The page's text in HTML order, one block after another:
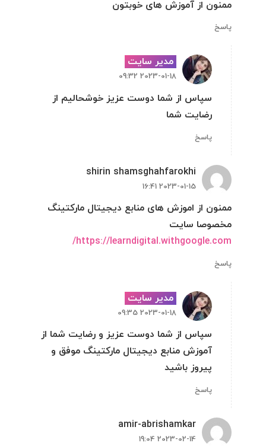
ممنون از آموزش های خوبتون
پاسخ
مدیر سایت
2023-01-18 09:32
سپاس از شما دوست عزیز خوشحالیم از
رضایت شما
پاسخ
shirin shamsghahfarokhi
2023-01-15 16:41
ممنون از اموزش های منابع دیجیتال مارکتینگ
مخصوصا سایت
https://learndigital.withgoogle.com/
پاسخ
مدیر سایت
2023-01-18 09:35
سپاس از شما دوست عزیز و رضایت شما از
آموزش منابع دیجیتال مارکتینگ موفق و
پیروز باشید
پاسخ
amir-abrishamkar
2023-02-14 19:04